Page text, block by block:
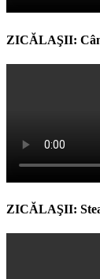
ZICĂLAŞII:
ZICĂLAŞII: